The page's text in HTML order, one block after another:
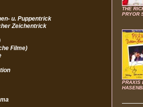
u. Puppentrick
Zeichentrick
Filme)
THE
PRYOR
PRAXIS